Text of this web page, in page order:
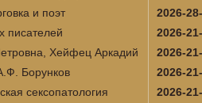
и поэт
писателей
Хейфец Аркадий
Борунков
сексопатология
2026-
2026-
2026-
2026-
2026-